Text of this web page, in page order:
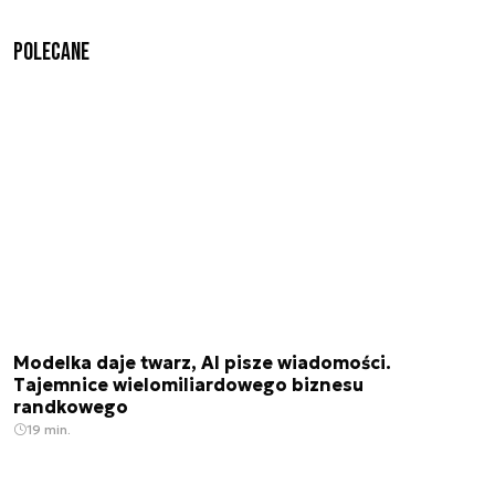
Polecane
Modelka daje twarz, AI pisze wiadomości.
Tajemnice wielomiliardowego biznesu
randkowego
19 min.